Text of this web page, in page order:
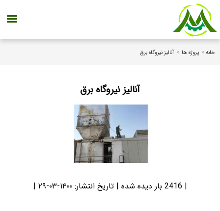
خانه> پروژه ها > آنالیز نیروگاه برق
آنالیز نیروگاه برق
| 2416 بار دیده شده | تاریخ انتشار: ۱۴۰۰-۰۳-۲۹ |